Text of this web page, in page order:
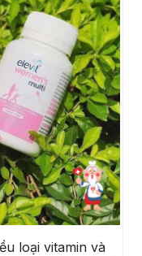
loại vitamin và